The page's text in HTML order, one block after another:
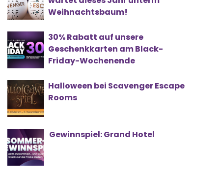
Weihnachtsbaum!
30% Rabatt auf unsere
Geschenkkarten am Black-
Friday-Wochenende
Halloween bei Scavenger Escape
Rooms
Gewinnspiel: Grand Hotel